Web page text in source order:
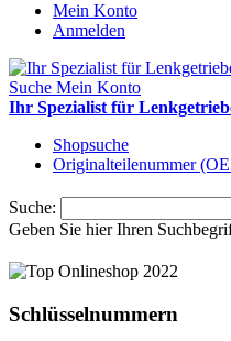
Mein Konto
Anmelden
Suche Mein Konto
Ihr Spezialist für
Shopsuche
Originalteilenummer
Suche:
Geben Sie hier Ihren
Schlüsselnummern